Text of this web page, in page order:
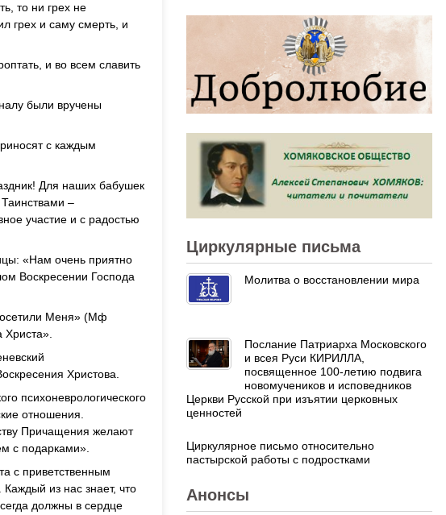
то ни грех не
грех и саму смерть, и
и во всем славить
были вручены
с каждым
Для наших бабушек
–
участие и с радостью
«Нам очень приятно
Воскресении Господа
Меня» (Мф
Христова.
психоневрологического
отношения.
Причащения желают
с подарками».
с приветственным
из нас знает, что
должны в сердце
Циркулярные письма
Молитва о восстановлении мира
Послание Патриарха Московского
и всея Руси КИРИЛЛА,
посвященное 100-летию подвига
новомучеников и исповедников
Церкви Русской при изъятии церковных
ценностей
Циркулярное письмо относительно
пастырской работы с подростками
Анонсы